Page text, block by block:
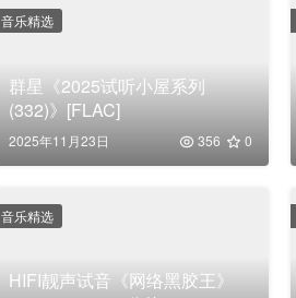
群星《2025试听小屋系列
(332)》[FLAC]
2025年11月23日 356 0
音乐精选
HIFI靓声试音《网络黑胶王》
音乐精选